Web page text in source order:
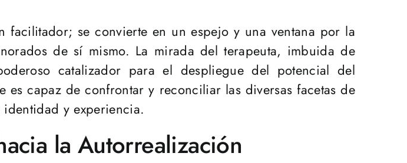
facilitador; se convierte en un espejo y una ventana por la
de sí mismo. La mirada del terapeuta, imbuida de
catalizador para el despliegue del potencial del
es capaz de confrontar y reconciliar las diversas facetas de
y experiencia.
la Autorrealización